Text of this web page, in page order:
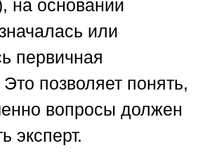
на основании
или
первичная
Это позволяет понять,
вопросы должен
эксперт.